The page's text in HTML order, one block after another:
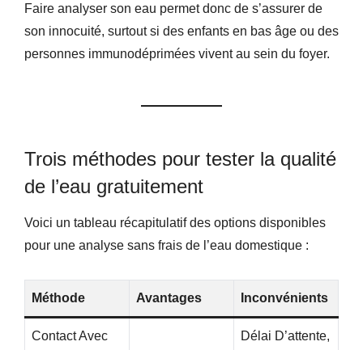
Faire analyser son eau permet donc de s’assurer de
son innocuité, surtout si des enfants en bas âge ou des
personnes immunodéprimées vivent au sein du foyer.
Trois méthodes pour tester la qualité
de l’eau gratuitement
Voici un tableau récapitulatif des options disponibles
pour une analyse sans frais de l’eau domestique :
Méthode Avantages Inconvénients
Contact Avec
Délai D’attente,